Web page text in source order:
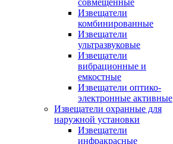
совмещенные
Извещатели
комбинированные
Извещатели
ультразвуковые
Извещатели
вибрационные и
емкостные
Извещатели оптико-
электронные активные
Извещатели охранные для
наружной установки
Извещатели
инфракрасные